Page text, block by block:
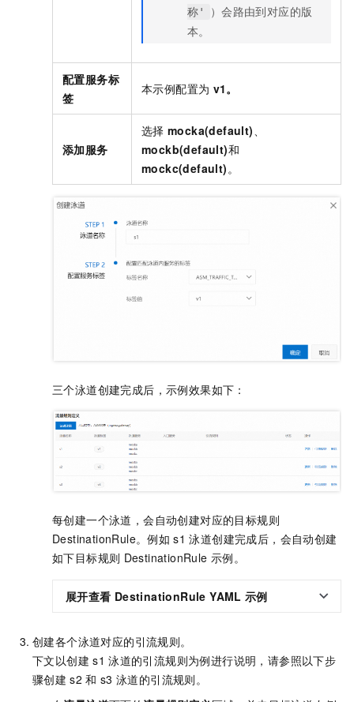
称'
）会路由到对应的版
本。
配置服务标
签
本示例配置为 v1。
添加服务
选择 mocka(default)、
mockb(default)和
mockc(default)。
三个泳道创建完成后，示例效果如下：
每创建一个泳道，会自动创建对应的目标规则
DestinationRule。例如 s1 泳道创建完成后，会自动创建
如下目标规则 DestinationRule 示例。
展开查看 DestinationRule YAML 示例
创建各个泳道对应的引流规则。
下文以创建 s1 泳道的引流规则为例进行说明，请参照以下步
骤创建 s2 和 s3 泳道的引流规则。